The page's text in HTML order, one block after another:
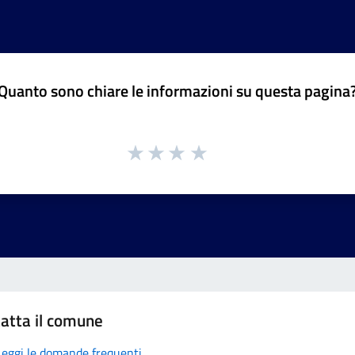
sono chiare le informazioni su questa
il comune